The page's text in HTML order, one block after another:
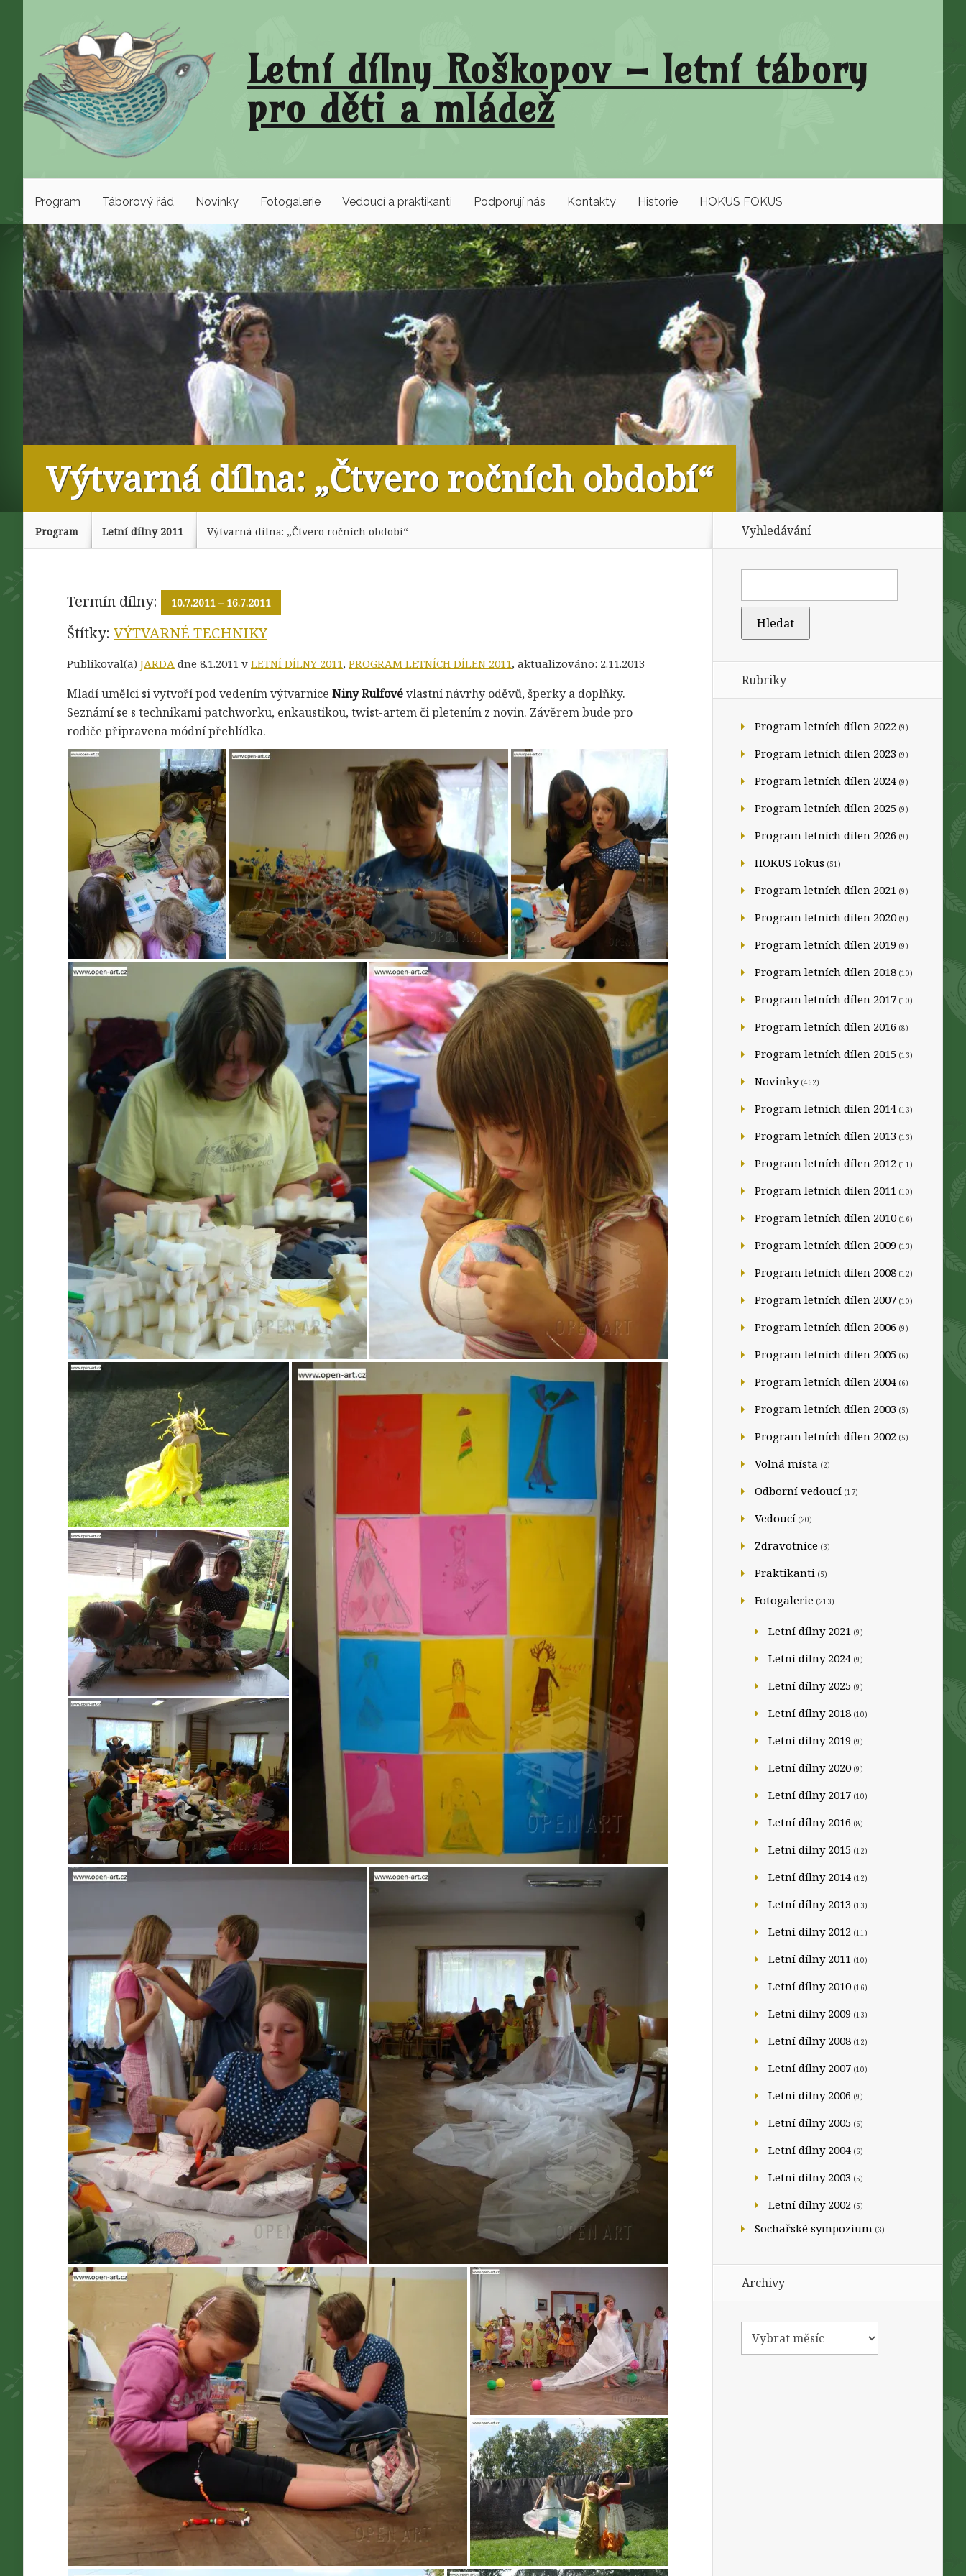
Letní dílny Roškopov – letní tábory
pro děti a mládež
Program Táborový řád Novinky Fotogalerie Vedoucí a praktikanti Podporují nás Kontakty Historie HOKUS FOKUS
Výtvarná dílna: „Čtvero ročních období“
Program Letní dílny 2011 Výtvarná dílna: „Čtvero ročních období“
Termín dílny: 10.7.2011 – 16.7.2011
Štítky: VÝTVARNÉ TECHNIKY
Publikoval(a) JARDA dne 8.1.2011 v LETNÍ DÍLNY 2011, PROGRAM LETNÍCH DÍLEN 2011, aktualizováno: 2.11.2013
Mladí umělci si vytvoří pod vedením výtvarnice Niny Rulfovévlastní návrhy oděvů, šperky a doplňky.
Seznámí se s technikami patchworku, enkaustikou, twist-artem či pletením z novin. Závěrem bude pro
rodiče připravena módní přehlídka.
Vyhledávání
Rubriky
Program letních dílen 2022 (9)
Program letních dílen 2023 (9)
Program letních dílen 2024 (9)
Program letních dílen 2025 (9)
Program letních dílen 2026 (9)
HOKUS Fokus (51)
Program letních dílen 2021 (9)
Program letních dílen 2020 (9)
Program letních dílen 2019 (9)
Program letních dílen 2018 (10)
Program letních dílen 2017 (10)
Program letních dílen 2016 (8)
Program letních dílen 2015 (13)
Novinky(462)
Program letních dílen 2014 (13)
Program letních dílen 2013 (13)
Program letních dílen 2012 (11)
Program letních dílen 2011 (10)
Program letních dílen 2010 (16)
Program letních dílen 2009 (13)
Program letních dílen 2008 (12)
Program letních dílen 2007 (10)
Program letních dílen 2006 (9)
Program letních dílen 2005 (6)
Program letních dílen 2004 (6)
Program letních dílen 2003 (5)
Program letních dílen 2002 (5)
Volná místa (2)
Odborní vedoucí (17)
Vedoucí (20)
Zdravotnice (3)
Praktikanti (5)
Fotogalerie (213)
Letní dílny 2021 (9)
Letní dílny 2024 (9)
Letní dílny 2025 (9)
Letní dílny 2018 (10)
Letní dílny 2019 (9)
Letní dílny 2020 (9)
Letní dílny 2017 (10)
Letní dílny 2016 (8)
Letní dílny 2015 (12)
Letní dílny 2014 (12)
Letní dílny 2013 (13)
Letní dílny 2012 (11)
Letní dílny 2011 (10)
Letní dílny 2010 (16)
Letní dílny 2009 (13)
Letní dílny 2008 (12)
Letní dílny 2007 (10)
Letní dílny 2006 (9)
Letní dílny 2005 (6)
Letní dílny 2004 (6)
Letní dílny 2003 (5)
Letní dílny 2002 (5)
Sochařské sympozium (3)
Archivy